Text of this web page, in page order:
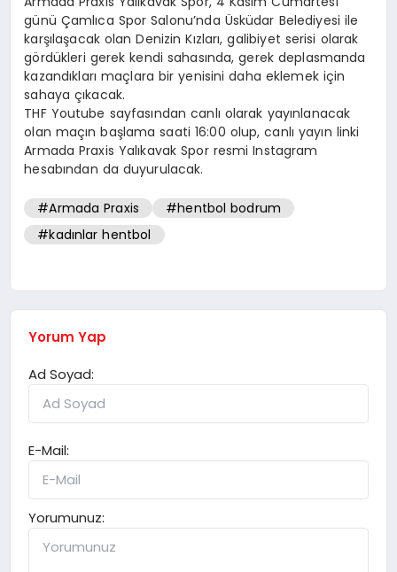
günü Çamlıca Spor Salonu’nda Üsküdar Belediyesi ile
karşılaşacak olan Denizin Kızları, galibiyet serisi olarak
gördükleri gerek kendi sahasında, gerek deplasmanda
kazandıkları maçlara bir yenisini daha eklemek için
sahaya çıkacak.
THF Youtube sayfasından canlı olarak yayınlanacak
olan maçın başlama saati 16:00 olup, canlı yayın linki
Armada Praxis Yalıkavak Spor resmi Instagram
hesabından da duyurulacak.
#Armada Praxis
#hentbol bodrum
#kadınlar hentbol
Yorum Yap
Ad Soyad:
E-Mail:
Yorumunuz: